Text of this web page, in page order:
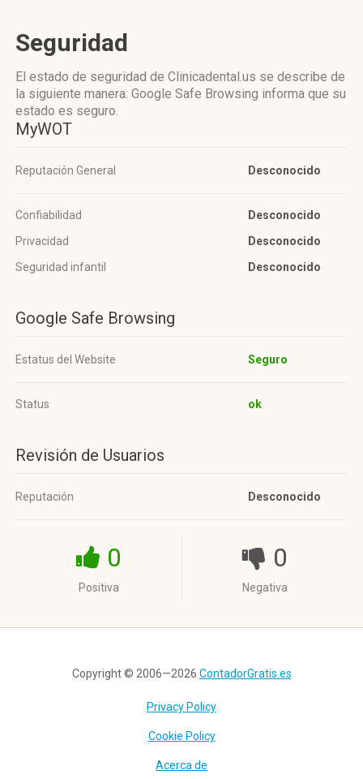
Seguridad
El estado de seguridad de Clinicadental.us se describe de
la siguiente manera: Google Safe Browsing informa que su
estado es seguro.
MyWOT
Reputación General Desconocido
Confiabilidad
Desconocido
Privacidad
Desconocido
Seguridad infantil
Desconocido
Google Safe Browsing
Estatus del Website Seguro
Status ok
Revisión de Usuarios
Reputación Desconocido
0
Positiva
0
Negativa
Copyright © 2006—2026 ContadorGratis.es
Privacy Policy
Cookie Policy
Acerca de